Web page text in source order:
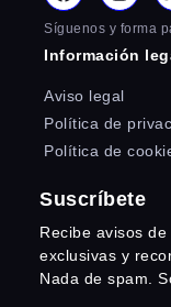
Síguenos y forma
Información
Aviso legal
Política de
Política de
Suscríbete
Recibe avisos
exclusivas y
Nada de spam.